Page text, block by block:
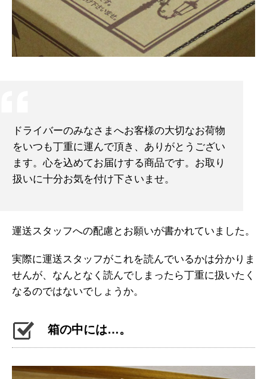
ドライバーのみなさまへお客様の大切なお荷物
をいつも丁重に運んで頂き、ありがとうござい
ます。心を込めてお届けする商品です。お取り
扱いに十分お気を付け下さいませ。
運送スタッフへの配慮とお願いが書かれていました。
実際に運送スタッフがこれを読んでいるかは分かりま
せんが、なんとなく読んでしまったら丁重に扱いたく
なるのではないでしょうか。
箱の中には…。